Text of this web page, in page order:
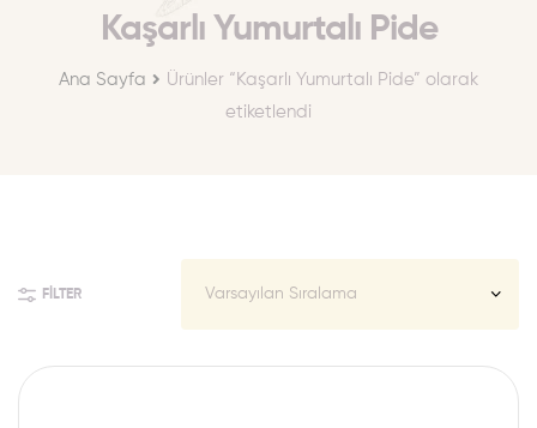
Kaşarlı Yumurtalı Pide
Ana Sayfa
Ürünler “Kaşarlı Yumurtalı Pide” olarak
etiketlendi
FILTER